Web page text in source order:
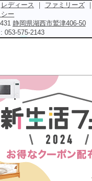
レディース ｜ ファミリーズ｜
ー
静岡県湖西市鷲津406-50
053-575-2143